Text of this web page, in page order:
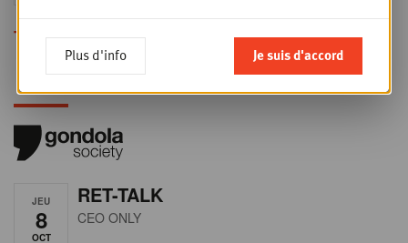
Toutes les formations
JEU
8
OCT
RET-TALK
CEO ONLY
Plus d'info Je suis d'accord